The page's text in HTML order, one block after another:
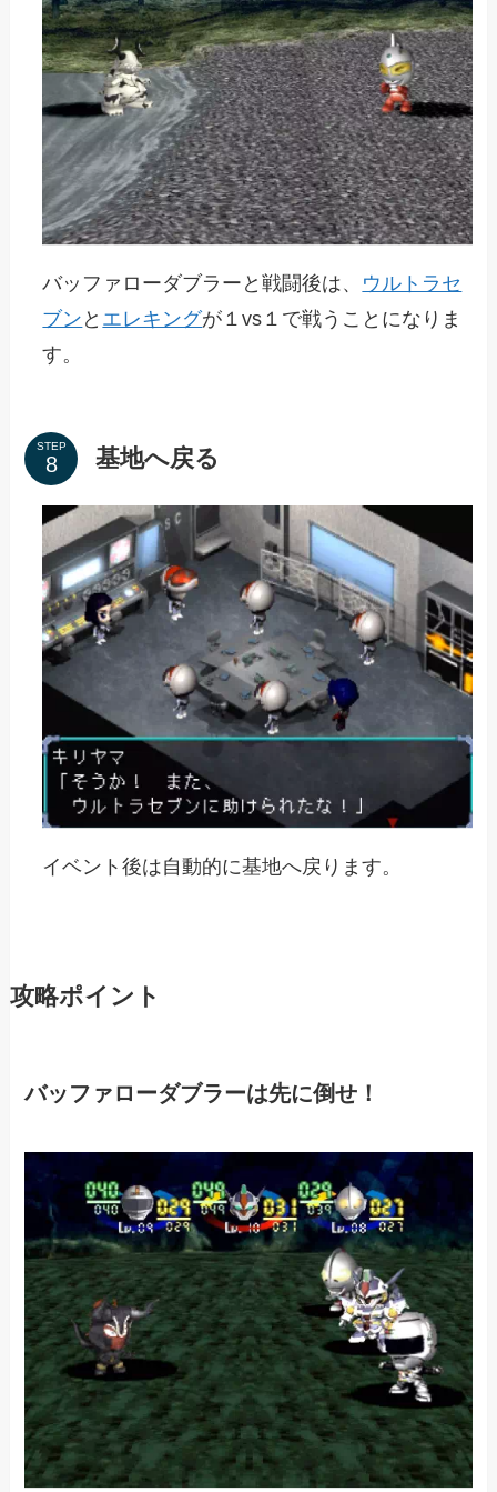
バッファローダブラーと戦闘後は、 ウルトラセ
ブン と エレキングが１vs１で戦うことになりま
す。
STEP 基地へ戻る
イベント後は自動的に基地へ戻ります。
攻略ポイント
バッファローダブラーは先に倒せ！